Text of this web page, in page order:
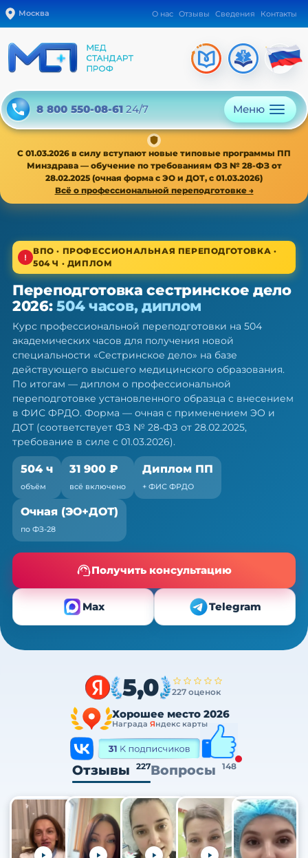
Москва О нас Отзывы Сведения Контакты
8 800 550-08-61 24/7 Меню
С 01.03.2026 в силу вступают новые типовые программы ПП
Минздрава — обучение по требованиям ФЗ № 28-ФЗ от
28.02.2025 (очная форма с ЭО и ДОТ, с 01.03.2026)
Всё о профессиональной переподготовке →
ВПО · новая типовая программа ПП с 01.03.2026
Переподготовка сестринское
дело — ПП, 504 ч
Диплом о профессиональной переподготовке.
Очная форма с ЭО и ДОТ, без отрыва от работы
ВПО · ПРОФЕССИОНАЛЬНАЯ ПЕРЕПОДГОТОВКА ·
504 Ч · ДИПЛОМ
Переподготовка сестринское дело
2026:504 часов, диплом
Курс профессиональной переподготовки на 504
академических часов для получения новой
специальности «Сестринское дело» на базе
действующего высшего медицинского образования.
По итогам — диплом о профессиональной
переподготовке установленного образца с внесением
в ФИС ФРДО. Форма — очная с применением ЭО и
ДОТ (соответствует ФЗ № 28-ФЗ от 28.02.2025,
требование в силе с 01.03.2026).
504 ч
объём
31 900 ₽
всё включено
Диплом ПП
+ ФИС ФРДО
Очная (ЭО+ДОТ)
по ФЗ-28
Получить консультацию
Max Telegram
5,0 227 оценок
Хорошее место 2026
Награда Яндекс карты
Отзывы 227Вопросы 148